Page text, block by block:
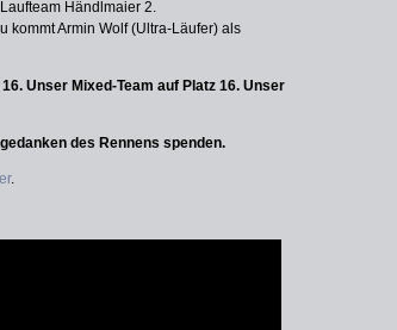
Händlmaier 2.
kommt Armin Wolf (Ultra-Läufer) als
Unser Mixed-Team auf Platz 16. Unser
des Rennens spenden.
.